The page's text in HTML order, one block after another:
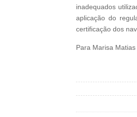
inadequados
aplicação do
certificação dos
Para Marisa